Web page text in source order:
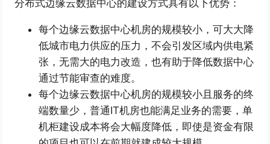
分布式边缘云数据中心的建设方式具有以下优势：
每个边缘云数据中心机房的规模较小，可大大降
低城市电力供应的压力，不会引发区域内供电紧
张，无需大的电力改造，也有助于降低数据中心
通过节能审查的难度。
每个边缘云数据中心机房的规模较小且服务的终
端数量少，普通IT机房也能满足业务的需要，单
机柜建设成本将会大幅度降低，即使是资金有限